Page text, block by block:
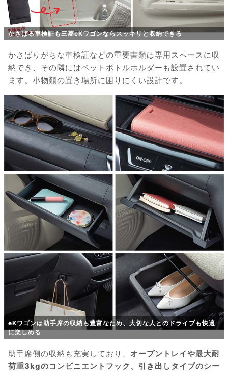
かさばる車検証も三菱eKワゴンならスッキリと収納できる
かさばりがちな車検証などの重要書類は専用スペースに収
納でき、その隣にはペットボトルホルダーも設置されてい
ます。小物類の置き場所に困りにくい設計です。
eKワゴンは助手席の収納も豊富なため、大切な人とのドライブも快適
に楽しめる
助手席側の収納も充実しており、 オープントレイや最大耐
荷重3kgのコンビニエントフック、引き出しタイプのシー